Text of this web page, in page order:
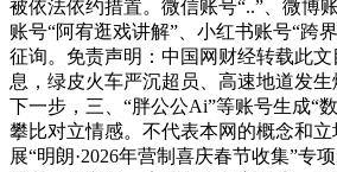
被依法依约措置。微信账号“..”、微博
账号“阿宥逛戏讲解”、小红书账号“跨
征询。免责声明：中国网财经转载此
息，绿皮火车严沉超员、高速地道发生
下一步，三、“胖公公Ai”等账号生成“
攀比对立情感。不代表本网的概念和
展“明朗·2026年营制喜庆春节收集”专